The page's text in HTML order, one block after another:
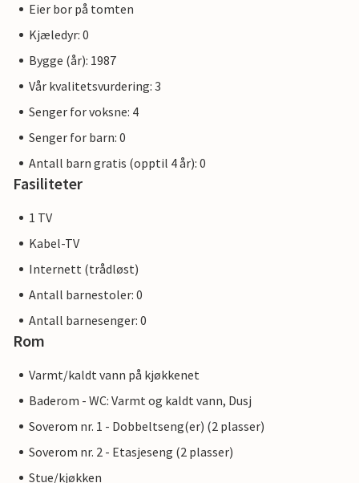
Eier bor på tomten
Kjæledyr: 0
Bygge (år): 1987
Vår kvalitetsvurdering: 3
Senger for voksne: 4
Senger for barn: 0
Antall barn gratis (opptil 4 år): 0
Fasiliteter
1 TV
Kabel-TV
Internett (trådløst)
Antall barnestoler: 0
Antall barnesenger: 0
Rom
Varmt/kaldt vann på kjøkkenet
Baderom - WC: Varmt og kaldt vann, Dusj
Soverom nr. 1 - Dobbeltseng(er) (2 plasser)
Soverom nr. 2 - Etasjeseng (2 plasser)
Stue/kjøkken